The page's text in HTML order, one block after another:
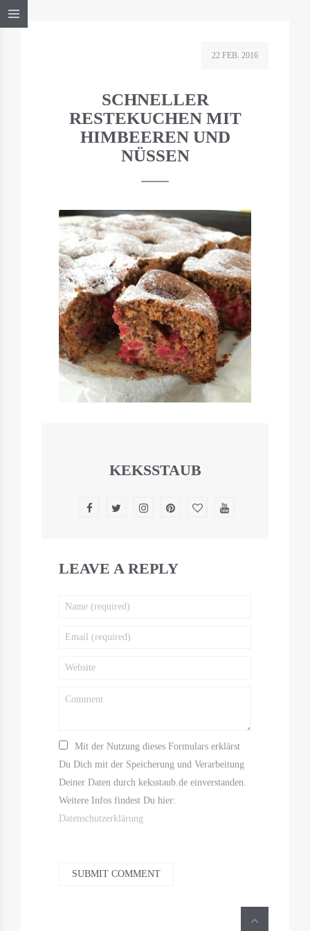
22 FEB. 2016
SCHNELLER
RESTEKUCHEN MIT
HIMBEEREN UND
NÜSSEN
KEKSSTAUB
LEAVE A REPLY
Mit der Nutzung dieses Formulars erklärst
Du Dich mit der Speicherung und Verarbeitung
Deiner Daten durch keksstaub.de einverstanden.
Weitere Infos findest Du hier:
Datenschutzerklärung
SUBMIT COMMENT